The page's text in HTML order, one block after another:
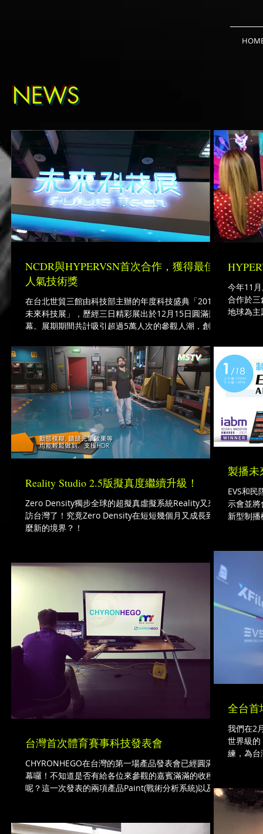
NEWS
NCDR與HYPERVSN首次合作，獲得最佳
人氣技術獎
在台北世貿三館由科技部主辦的年度科技盛典「2018
未來科技展」，歷經三日精彩展出於12月15日圓滿落
幕。展期期間共計吸引超過5萬人次的參觀人潮，創造
今年11
合作於
地球為
Reality Studio 2.5版擬真度繼續升級！
Zero Density獨步全球的超擬真虛擬系統Reality又來造
訪台灣了！究竟Zero Density在短短幾個月又成長到甚
麼新的境界？！
製播未
EVS和民
示會並
新型制
台灣首次體育賽事科技發表會
CHYRONHEGO在台灣的第一場產品發表會已經圓滿落
幕囉！不知道是否有給各位來參觀的嘉賓滿滿的收穫
呢？這一次發表的兩項產品Paint(戰術分析系統)以及
Virtual Placement(虛擬逛告系統)事實上在國外職業體
全台首
我們在2
世界級的
練，為